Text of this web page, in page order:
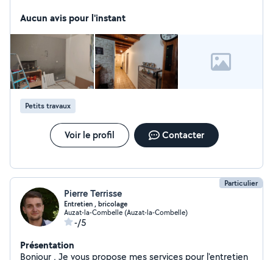
Aucun avis pour l'instant
Petits travaux
Voir le profil Contacter
Particulier
Pierre Terrisse
Entretien , bricolage
Auzat-la-Combelle (Auzat-la-Combelle)
-/5
Présentation
Bonjour , Je vous propose mes services pour l'entretien